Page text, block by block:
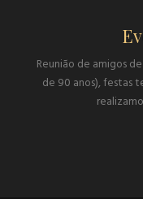
Reunião de amigos
de 90 anos), festas